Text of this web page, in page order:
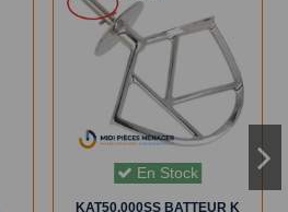
En Stock
KAT50.000SS BATTEUR K